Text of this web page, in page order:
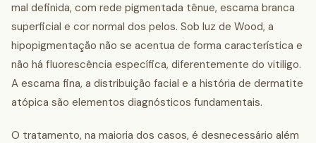
mal definida, com rede pigmentada tênue, escama branca
superficial e cor normal dos pelos. Sob luz de Wood, a
hipopigmentação não se acentua de forma característica e
não há fluorescência específica, diferentemente do vitiligo.
A escama fina, a distribuição facial e a história de dermatite
atópica são elementos diagnósticos fundamentais.
O tratamento, na maioria dos casos, é desnecessário além